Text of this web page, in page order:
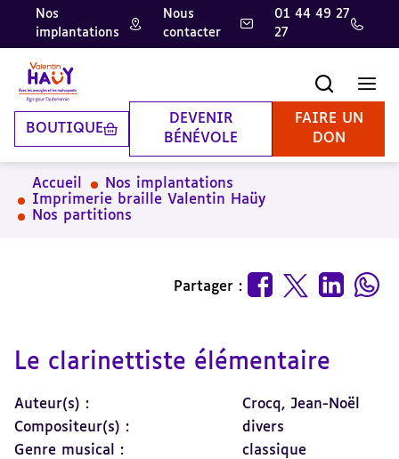
Aller
contenu
principal
Aller
pied
de
page
Aller
la
recherche
Nos
implantations
Nous
contacter
01 44 49 27
27
BOUTIQUE
DEVENIR
BÉNÉVOLE
FAIRE UN
DON
Accueil
Nos implantations
Imprimerie braille Valentin Haüy
Nos partitions
Partager :
Le clarinettiste élémentaire
Auteur(s) :
Crocq, Jean-Noël
Compositeur(s) :
divers
Genre musical :
classique